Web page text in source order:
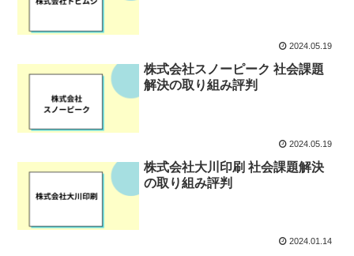
2024.05.19
株式会社スノーピーク 社会課題
解決の取り組み評判
2024.05.19
株式会社大川印刷 社会課題解決
の取り組み評判
2024.01.14